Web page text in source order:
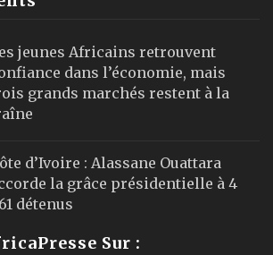
jeunes Africains retrouvent
dans l’économie, mais
grands marchés restent à la
d’Ivoire : Alassane Ouattara
la grâce présidentielle à 4
détenus
Sur :